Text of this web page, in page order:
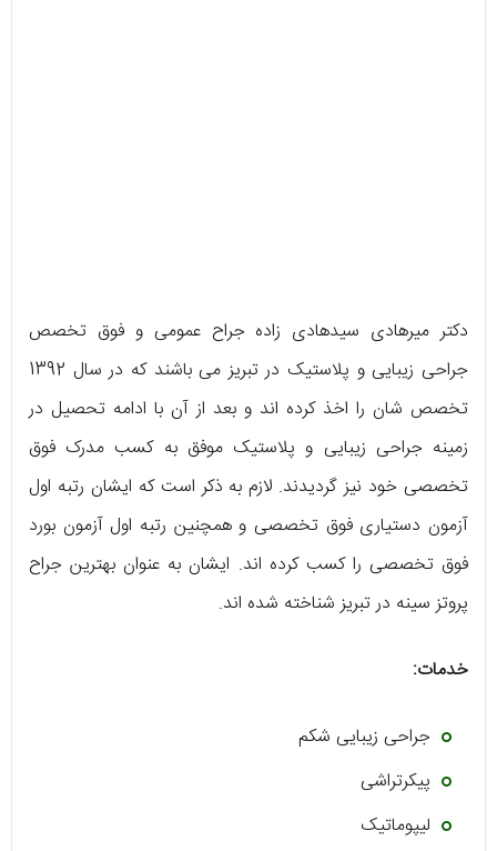
دکتر میرهادی سیدهادی زاده جراح عمومی و فوق تخصص
جراحی زیبایی و پلاستیک در تبریز می باشند که در سال 1392
تخصص شان را اخذ کرده اند و بعد از آن با ادامه تحصیل در
زمینه جراحی زیبایی و پلاستیک موفق به کسب مدرک فوق
تخصصی خود نیز گردیدند. لازم به ذکر است که ایشان رتبه اول
آزمون دستیاری فوق تخصصی و همچنین رتبه اول آزمون بورد
فوق تخصصی را کسب کرده اند. ایشان به عنوان بهترین جراح
پروتز سینه در تبریز شناخته شده اند.
خدمات:
جراحی زیبایی شکم
پیکرتراشی
لیپوماتیک